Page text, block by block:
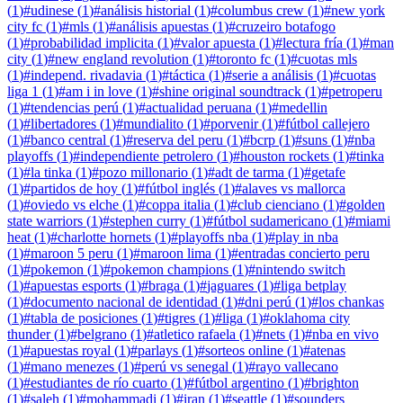
(1)#udinese (1)#análisis historial (1)#columbus crew (1)#new york
city fc (1)#mls (1)#análisis apuestas (1)#cruzeiro botafogo
(1)#probabilidad implicita (1)#valor apuesta (1)#lectura fría (1)#man
city (1)#new england revolution (1)#toronto fc (1)#cuotas mls
(1)#independ. rivadavia (1)#táctica (1)#serie a análisis (1)#cuotas
liga 1 (1)#am i in love (1)#shine original soundtrack (1)#petroperu
(1)#tendencias perú (1)#actualidad peruana (1)#medellin
(1)#libertadores (1)#mundialito (1)#porvenir(1)#fútbol callejero
(1)#banco central (1)#reserva del peru (1)#bcrp (1)#suns (1)#nba
playoffs (1)#independiente petrolero (1)#houston rockets (1)#tinka
(1)#la tinka (1)#pozo millonario (1)#adt de tarma (1)#getafe
(1)#partidos de hoy (1)#fútbol inglés (1)#alaves vs mallorca
(1)#oviedo vs elche (1)#coppa italia (1)#club cienciano (1)#golden
state warriors (1)#stephen curry (1)#fútbol sudamericano (1)#miami
heat (1)#charlotte hornets (1)#playoffs nba (1)#play in nba
(1)#maroon 5 peru (1)#maroon lima (1)#entradas concierto peru
(1)#pokemon (1)#pokemon champions (1)#nintendo switch
(1)#apuestas esports (1)#braga (1)#jaguares (1)#liga betplay
(1)#documento nacional de identidad (1)#dni perú (1)#los chankas
(1)#tabla de posiciones (1)#tigres (1)#liga (1)#oklahoma city
thunder(1)#belgrano (1)#atletico rafaela (1)#nets (1)#nba en vivo
(1)#apuestas royal (1)#parlays (1)#sorteos online (1)#atenas
(1)#mano menezes (1)#perú vs senegal (1)#rayo vallecano
(1)#estudiantes de río cuarto (1)#fútbol argentino (1)#brighton
(1)#saleh (1)#mohammadi (1)#iran (1)#seattle (1)#sounders